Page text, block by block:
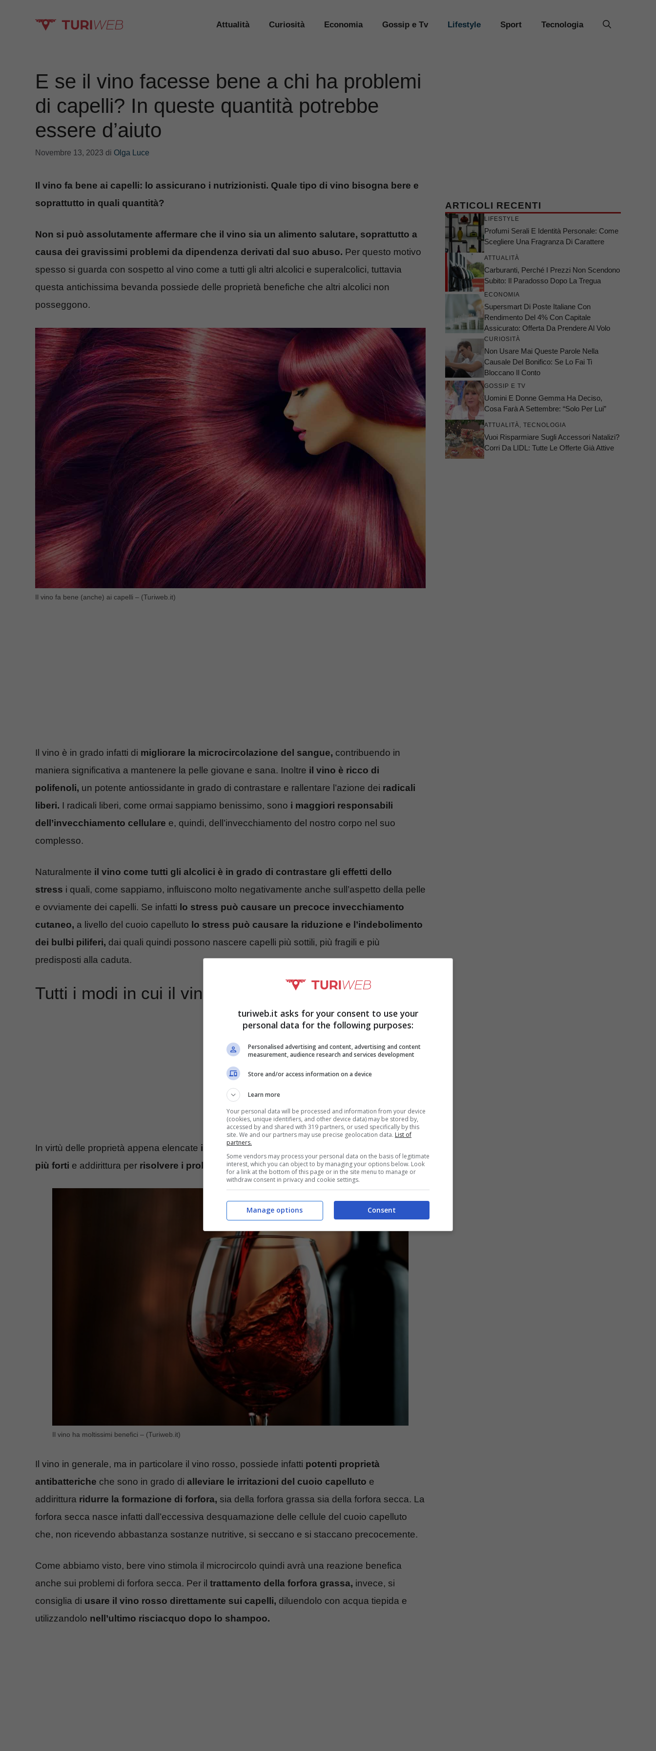
Attualità Curiosità Economia Gossip e Tv Lifestyle Sport Tecnologia
E se il vino facesse bene a chi ha problemi
di capelli? In queste quantità potrebbe
essere d’aiuto
Novembre 13, 2023 di Olga Luce
Il vino fa bene ai capelli: lo assicurano i nutrizionisti. Quale tipo di vino bisogna bere e
soprattutto in quali quantità?
Non si può assolutamente affermare che il vino sia un alimento salutare, soprattutto a
causa dei gravissimi problemi da dipendenza derivati dal suo abuso. Per questo motivo
spesso si guarda con sospetto al vino come a tutti gli altri alcolici e superalcolici, tuttavia
questa antichissima bevanda possiede delle proprietà benefiche che altri alcolici non
posseggono.
Il vino fa bene (anche) ai capelli – (Turiweb.it)
Il vino è in grado infatti di migliorare la microcircolazione del sangue, contribuendo in
maniera significativa a mantenere la pelle giovane e sana. Inoltre il vino è ricco di
polifenoli, un potente antiossidante in grado di contrastare e rallentare l’azione dei radicali
liberi. I radicali liberi, come ormai sappiamo benissimo, sono i maggiori responsabili
dell’invecchiamento cellulare e, quindi, dell’invecchiamento del nostro corpo nel suo
complesso.
Naturalmente il vino come tutti gli alcolici è in grado di contrastare gli effetti dello
stress i quali, come sappiamo, influiscono molto negativamente anche sull’aspetto della pelle
e ovviamente dei capelli. Se infatti lo stress può causare un precoce invecchiamento
cutaneo, a livello del cuoio capelluto lo stress può causare la riduzione e l’indebolimento
dei bulbi piliferi, dai quali quindi possono nascere capelli più sottili, più fragili e più
predisposti alla caduta.
Tutti i modi in cui il vino fa bene ai capelli
In virtù delle proprietà appena elencate il vino può essere molto utile per rendere i capelli
più forti e addirittura per risolvere i problemi igienici ed estetici legati al cuoio capelluto.
Il vino ha moltissimi benefici – (Turiweb.it)
Il vino in generale, ma in particolare il vino rosso, possiede infatti potenti proprietà
antibatteriche che sono in grado di alleviare le irritazioni del cuoio capelluto e
addirittura ridurre la formazione di forfora, sia della forfora grassa sia della forfora secca. La
forfora secca nasce infatti dall’eccessiva desquamazione delle cellule del cuoio capelluto
che, non ricevendo abbastanza sostanze nutritive, si seccano e si staccano precocemente.
Come abbiamo visto, bere vino stimola il microcircolo quindi avrà una reazione benefica
anche sui problemi di forfora secca. Per il trattamento della forfora grassa, invece, si
consiglia di usare il vino rosso direttamente sui capelli, diluendolo con acqua tiepida e
utilizzandolo nell’ultimo risciacquo dopo lo shampoo.
ARTICOLI RECENTI
LIFESTYLE
Profumi Serali E Identità Personale: Come
Scegliere Una Fragranza Di Carattere
ATTUALITÀ
Carburanti, Perché I Prezzi Non Scendono
Subito: Il Paradosso Dopo La Tregua
ECONOMIA
Supersmart Di Poste Italiane Con
Rendimento Del 4% Con Capitale
Assicurato: Offerta Da Prendere Al Volo
CURIOSITÀ
Non Usare Mai Queste Parole Nella
Causale Del Bonifico: Se Lo Fai Ti
Bloccano Il Conto
GOSSIP E TV
Uomini E Donne Gemma Ha Deciso,
Cosa Farà A Settembre: “Solo Per Lui”
ATTUALITÀ, TECNOLOGIA
Vuoi Risparmiare Sugli Accessori Natalizi?
Corri Da LIDL: Tutte Le Offerte Già Attive
turiweb.it asks for your consent to use your
personal data for the following purposes:
Personalised advertising and content, advertising and content
measurement, audience research and services development
Store and/or access information on a device
Learn more
Your personal data will be processed and information from your device
(cookies, unique identifiers, and other device data) may be stored by,
accessed by and shared with 319 partners, or used specifically by this
site. We and our partners may use precise geolocation data. List of
partners.
Some vendors may process your personal data on the basis of legitimate
interest, which you can object to by managing your options below. Look
for a link at the bottom of this page or in the site menu to manage or
withdraw consent in privacy and cookie settings.
Consent
Manage options